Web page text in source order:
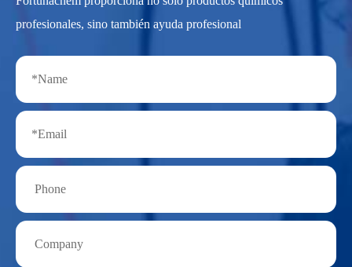
profesionales, sino también ayuda profesional